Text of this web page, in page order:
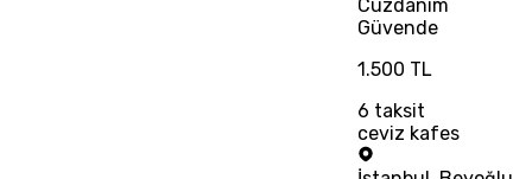
Cüzdanım
Güvende
1.500 TL
6 taksit
ceviz kafes